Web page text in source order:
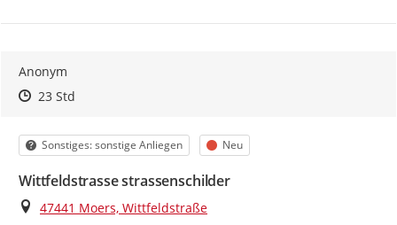
Anonym
Zeitpunkt des Erstellens
Zeitpunkt des Erstellens
23 StdZur Äußerung
Kategorie
Sonstiges: sonstige Anliegen Status
Neu
Wittfeldstrasse strassenschilder
Ort
47441 Moers, Wittfeldstraße